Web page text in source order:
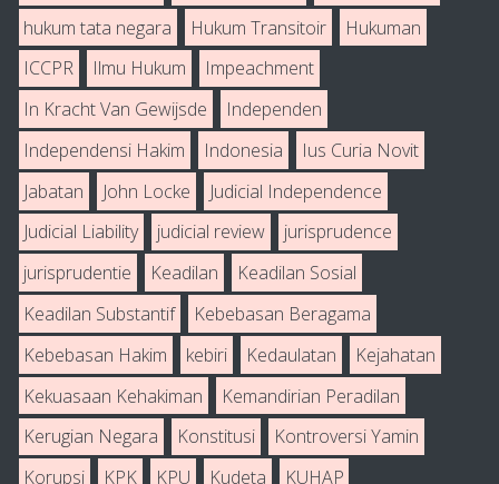
hukum tata negara
Hukum Transitoir
Hukuman
ICCPR
Ilmu Hukum
Impeachment
In Kracht Van Gewijsde
Independen
Independensi Hakim
Indonesia
Ius Curia Novit
Jabatan
John Locke
Judicial Independence
Judicial Liability
judicial review
jurisprudence
jurisprudentie
Keadilan
Keadilan Sosial
Keadilan Substantif
Kebebasan Beragama
Kebebasan Hakim
kebiri Kedaulatan
Kejahatan
Kekuasaan Kehakiman
Kemandirian Peradilan
Kerugian Negara
Konstitusi
Kontroversi Yamin
Korupsi
KPK KPU Kudeta
KUHAP